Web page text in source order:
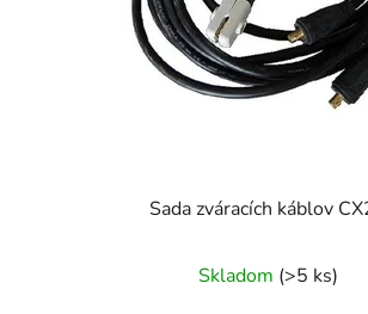
Sada zváracích káblov
Skladom (>5 ks)